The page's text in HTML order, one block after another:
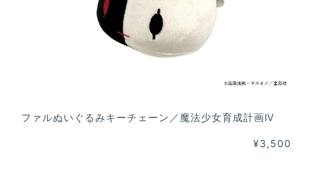
ファルぬいぐるみキーチェーン／魔法少女育成計画Ⅳ
¥3,500